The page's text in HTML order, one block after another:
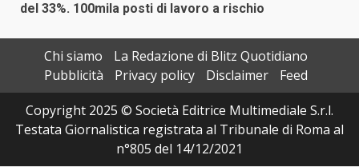
del 33%. 100mila posti di lavoro a rischio
Chi siamo
La Redazione di Blitz Quotidiano
Pubblicità
Privacy policy Disclaimer
Feed
Copyright 2025 © Società Editrice Multimediale S.r.l.
Testata Giornalistica registrata al Tribunale di Roma al
n°805 del 14/12/2021